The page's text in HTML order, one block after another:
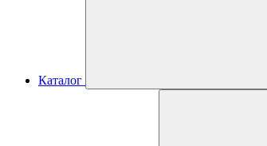
Каталог